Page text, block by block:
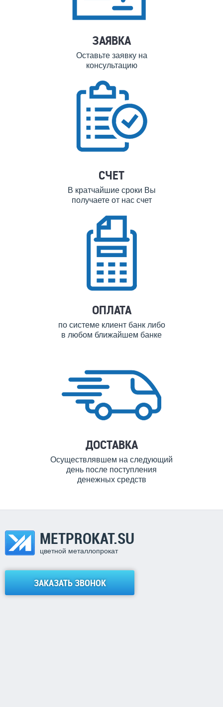
ЗАЯВКА
Оставьте заявку на
консультацию
СЧЕТ
В кратчайшие сроки Вы
получаете от нас счет
ОПЛАТА
по системе клиент банк либо
в любом ближайшем банке
ДОСТАВКА
Осуществлявшем на следующий
день после поступления
денежных средств
METPROKAT.SU
цветной металлопрокат
ЗАКАЗАТЬ ЗВОНОК